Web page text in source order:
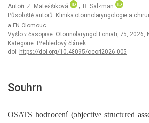
Autoři: Z. Mateášiková
; R. Salzman
Působiště autorů: Klinika otorinolaryngologie a
a FN Olomouc
Vyšlo v časopise: Otorinolaryngol Foniatr, 75, 2026,
Kategorie: Přehledový článek
doi: https://doi.org/10.48095/ccorl2026-005
Souhrn
OSATS hodnocení (objective structured